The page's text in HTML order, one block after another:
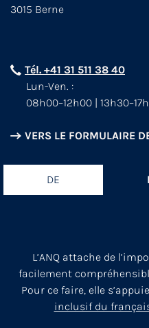
3015 Berne
Tél. +41 31 511 38 40
Lun-Ven. :
08h00–12h00 |
VERS LE FORMULAIRE
DE
L’ANQ attache de
facilement
Pour ce faire, elle
inclusif du